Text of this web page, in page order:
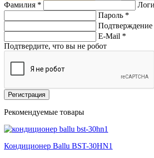
Фамилия *
Пароль *
Подтверждение
E-Mail *
Подтвердите, что вы не робот
Регистрация
Рекомендуемые товары
Кондиционер Ballu BST-30HN1